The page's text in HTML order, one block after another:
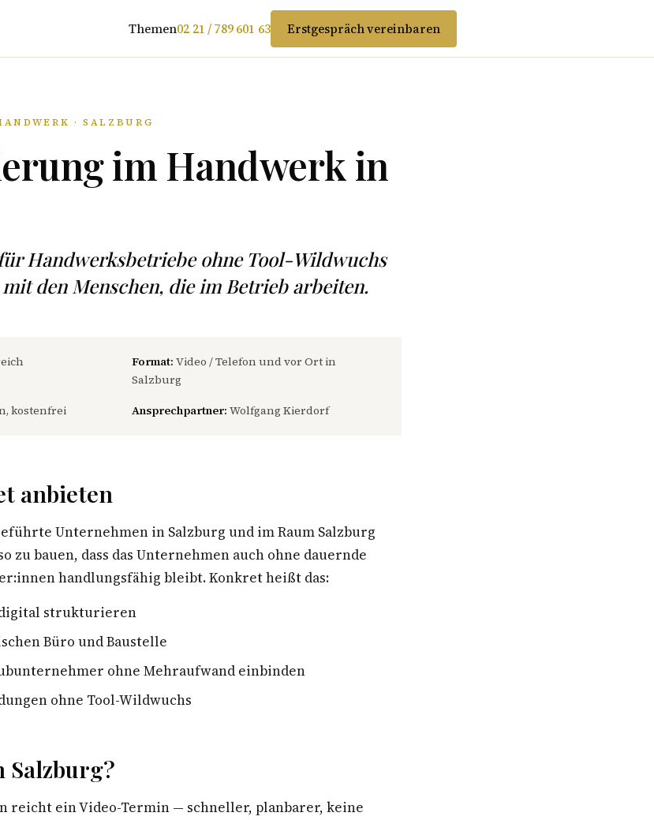
Themen02 21 / 789 601 63 Erstgespräch vereinbaren
· SALZBURG
im Handwerk in
Handwerksbetriebe ohne Tool-Wildwuchs
den Menschen, die im Betrieb arbeiten.
Format: Video / Telefon und vor Ort in
Salzburg
kostenfrei Ansprechpartner: Wolfgang Kierdorf
anbieten
Unternehmen in Salzburg und im Raum Salzburg
zu bauen, dass das Unternehmen auch ohne dauernde
handlungsfähig bleibt. Konkret heißt das:
strukturieren
Büro und Baustelle
ohne Mehraufwand einbinden
ohne Tool-Wildwuchs
Salzburg?
reicht ein Video-Termin — schneller, planbarer, keine